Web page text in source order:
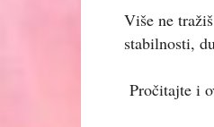
Više ne
stabilnosti,
Pročitajte i